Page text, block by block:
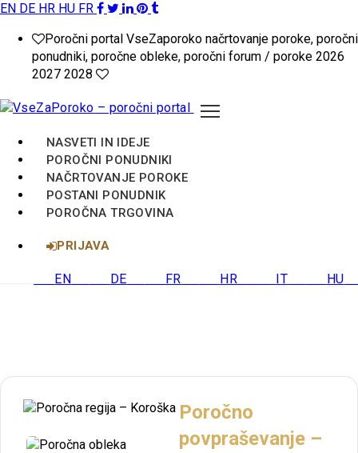
VseZaPoroko.net
Poročni
portal
za
načrtovanje
EN DE HR HU FR
Poročni portal VseZaporoko načrtovanje poroke, poročni
ponudniki, poročne obleke, poročni forum / poroke 2026
2027 2028
NASVETI IN IDEJE
POROČNI PONUDNIKI
NAČRTOVANJE POROKE
POSTANI PONUDNIK
POROČNA TRGOVINA
PRIJAVA
EN DE FR HR IT HU
Poročno
povpraševanje –